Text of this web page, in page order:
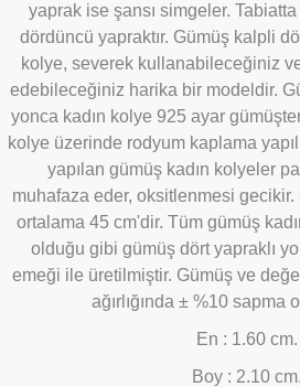
yaprak ise şansı simgeler.
dördüncü yapraktır. Gümüş kalpli
kolye, severek kullanabileceğiniz
edebileceğiniz harika bir modeldir.
yonca kadın kolye 925 ayar
kolye üzerinde rodyum kaplama
yapılan gümüş kadın kolyeler
muhafaza eder, oksitlenmesi
ortalama 45 cm'dir. Tüm gümüş
olduğu gibi gümüş dört yapraklı
emeği ile üretilmiştir. Gümüş ve
ağırlığında ± %10 sapma
En : 1.60 cm.
Boy : 2.10 cm.